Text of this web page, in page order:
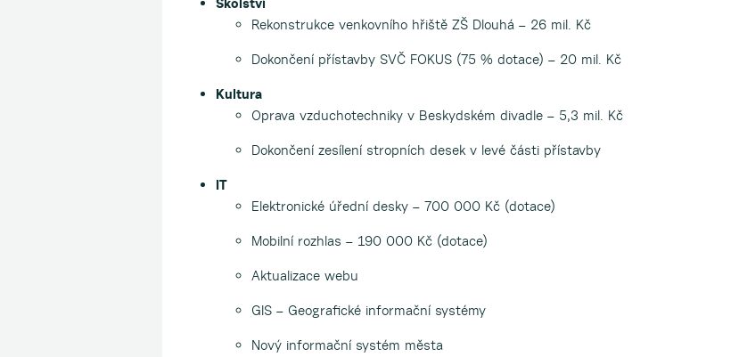
Rekonstrukce venkovního hřiště ZŠ Dlouhá – 26 mil. Kč
Dokončení přístavby SVČ FOKUS (75 % dotace) – 20 mil. Kč
Kultura
Oprava vzduchotechniky v Beskydském divadle – 5,3 mil. Kč
Dokončení zesílení stropních desek v levé části přístavby
IT
Elektronické úřední desky – 700 000 Kč (dotace)
Mobilní rozhlas – 190 000 Kč (dotace)
Aktualizace webu
GIS – Geografické informační systémy
Nový informační systém města